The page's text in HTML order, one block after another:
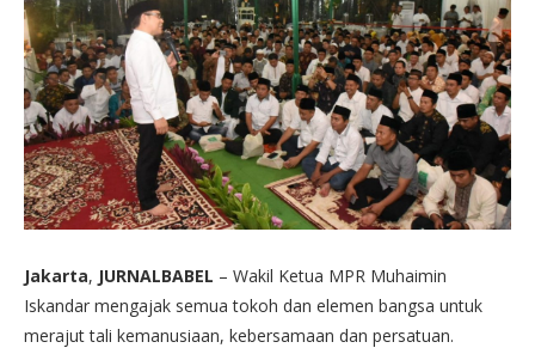
Jakarta, JURNALBABEL – Wakil Ketua MPR Muhaimin
Iskandar mengajak semua tokoh dan elemen bangsa untuk
merajut tali kemanusiaan, kebersamaan dan persatuan.